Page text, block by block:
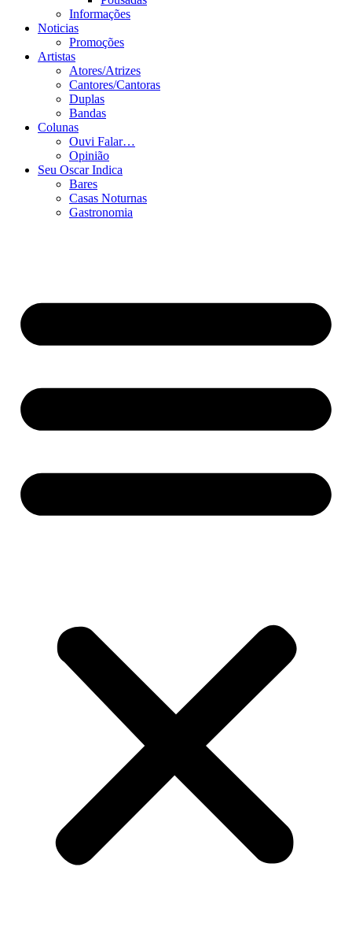
Informações
Noticias
Promoções
Artistas
Atores/Atrizes
Cantores/Cantoras
Duplas
Bandas
Colunas
Ouvi Falar…
Opinião
Seu Oscar Indica
Bares
Casas Noturnas
Gastronomia